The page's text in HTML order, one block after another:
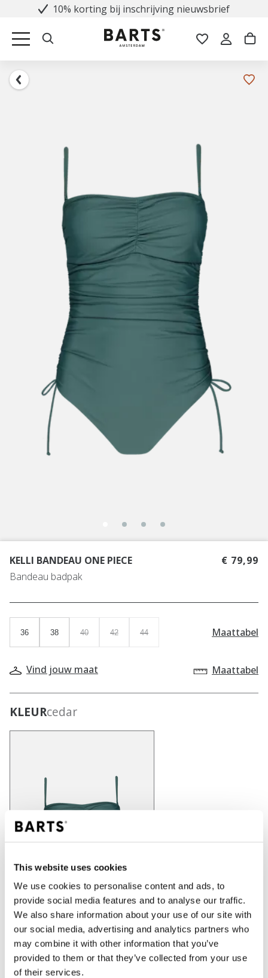
This website uses cookies
We use cookies to personalise content and ads, to
provide social media features and to analyse our traffic.
We also share information about your use of our site with
our social media, advertising and analytics partners who
may combine it with other information that you’ve
provided to them or that they’ve collected from your use
of their services.
10% korting bij inschrijving nieuwsbrief
KELLI BANDEAU ONE PIECE
Bandeau badpak
€ 79,99
36 38 40 42 44 Maattabel
Vind jouw maat Maattabel
KLEURcedar